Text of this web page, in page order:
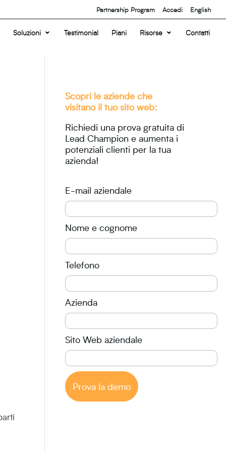
Partnership Program Accedi English
Soluzioni Testimonial Piani Risorse Contatti
Scopri le aziende che
visitano il tuo sito web:
Richiedi una prova gratuita di
Lead Champion e aumenta i
potenziali clienti per la tua
azienda!
E-mail aziendale
Nome e cognome
Telefono
Azienda
Sito Web aziendale
Prova la demo